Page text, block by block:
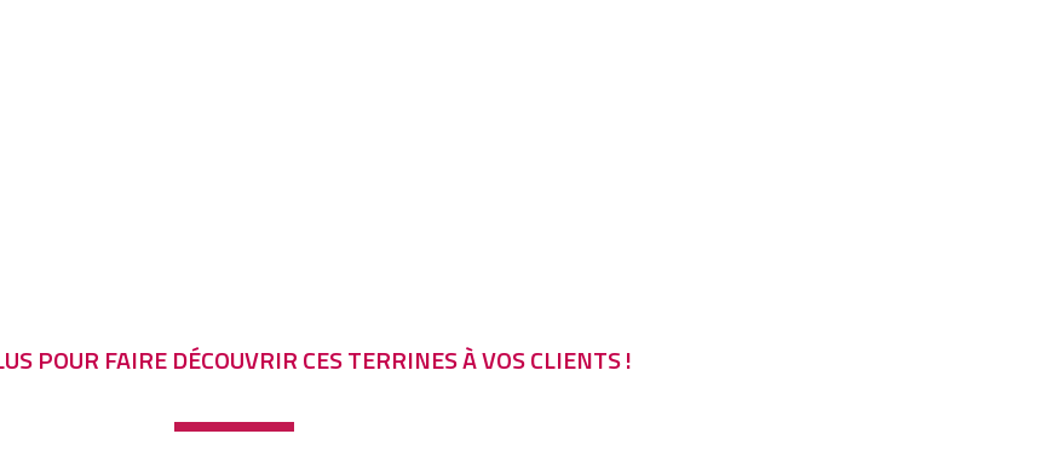
POUR FAIRE DÉCOUVRIR CES TERRINES À VOS CLIENTS !